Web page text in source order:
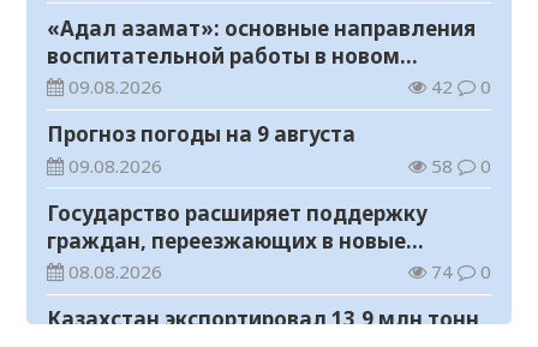
«Адал азамат»: основные направления
воспитательной работы в новом
учебном году
09.08.2026 42 0
Прогноз погоды на 9 августа
09.08.2026 58 0
Государство расширяет поддержку
граждан, переезжающих в новые
регионы для работы
08.08.2026 74 0
Казахстан экспортировал 13,9 млн тонн